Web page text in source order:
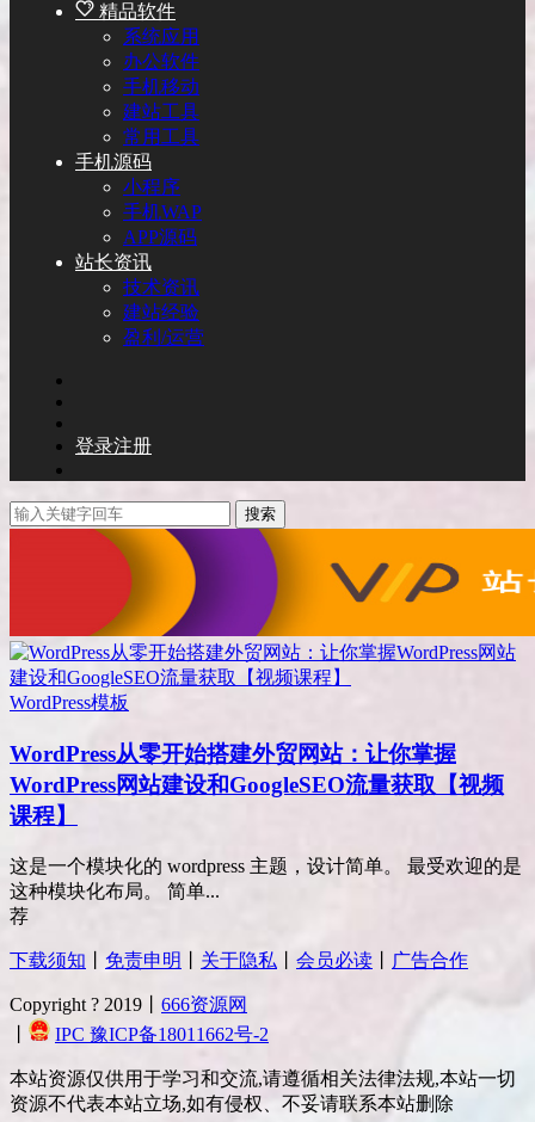
精品软件
系统应用
办公软件
手机移动
建站工具
常用工具
手机源码
小程序
手机WAP
APP源码
站长资讯
技术资讯
建站经验
盈利/运营
登录注册
搜索
WordPress模板
WordPress从零开始搭建外贸网站：让你掌握
WordPress网站建设和GoogleSEO流量获取【视频
课程】
这是一个模块化的 wordpress 主题，设计简单。 最受欢迎的是
这种模块化布局。 简单...
荐
下载须知 免责申明 关于隐私 会员必读 广告合作
Copyright ? 2019丨 666资源网
IPC 豫ICP备18011662号-2
本站资源仅供用于学习和交流,请遵循相关法律法规,本站一切
资源不代表本站立场,如有侵权、不妥请联系本站删除